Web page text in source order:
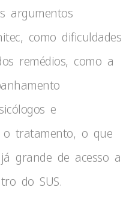
argumentos
como dificuldades
remédios, como a
e
tratamento, o que
grande de acesso a
do SUS.